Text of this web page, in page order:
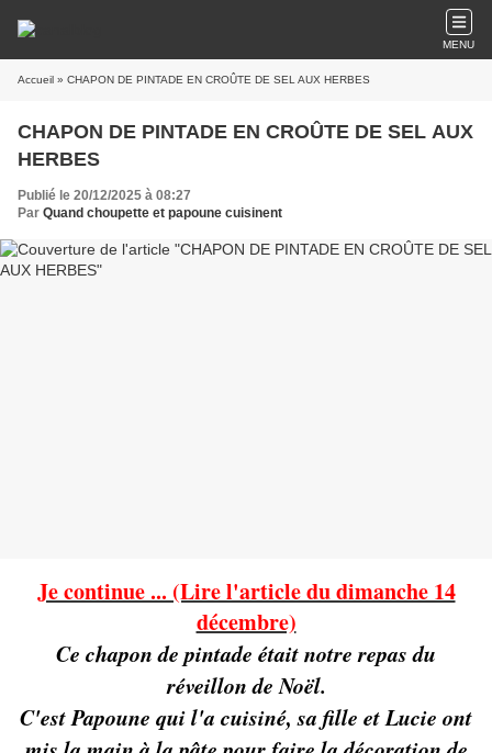
MENU
Accueil » CHAPON DE PINTADE EN CROÛTE DE SEL AUX HERBES
CHAPON DE PINTADE EN CROÛTE DE SEL AUX
HERBES
Publié le 20/12/2025 à 08:27
Par Quand choupette et papoune cuisinent
Je continue ... (Lire l'article du dimanche 14
décembre)
Ce chapon de pintade était notre repas du
réveillon de Noël.
C'est Papoune qui l'a cuisiné, sa fille et Lucie ont